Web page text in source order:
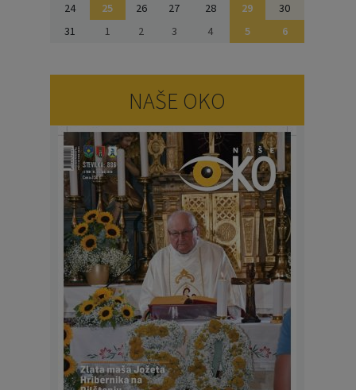
24
25 26 27 28 29
30
31
1 2 3 4 5 6
NAŠE OKO